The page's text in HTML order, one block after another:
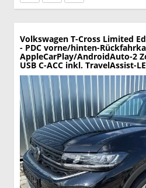
Volkswagen T-Cross Limited
- PDC vorne/hinten-
AppleCarPlay/AndroidAuto-2
USB C-ACC inkl. TravelAssist-